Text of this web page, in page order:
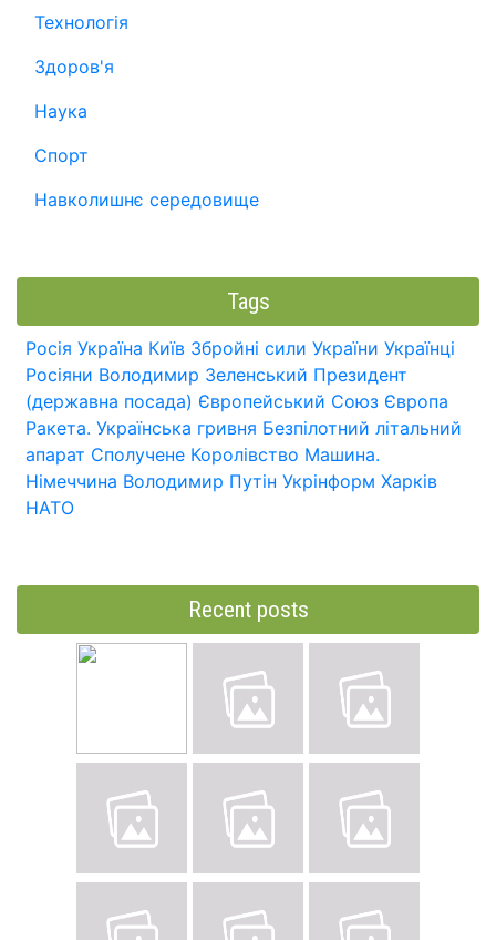
Технологія
Здоров'я
Наука
Спорт
Навколишнє середовище
Tags
Росія Україна Київ Збройні сили України Українці
Росіяни Володимир Зеленський Президент
(державна посада) Європейський Союз Європа
Ракета. Українська гривня Безпілотний літальний
апарат Сполучене Королівство Машина.
Німеччина Володимир Путін Укрінформ Харків
НАТО
Recent posts